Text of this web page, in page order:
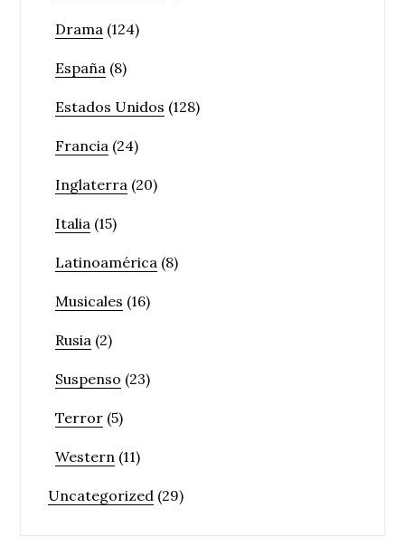
Drama (124)
España (8)
Estados Unidos (128)
Francia (24)
Inglaterra (20)
Italia (15)
Latinoamérica (8)
Musicales (16)
Rusia (2)
Suspenso (23)
Terror (5)
Western (11)
Uncategorized (29)